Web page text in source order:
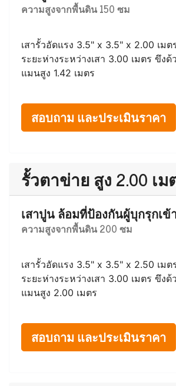
เสาลวดหนามไอ 11 ซม x 11 ซม x
จำนวน 5 เส้น
สอบถาม และประเมินราคา
เสาปูน ล้อมที่บอกอาณาเขตทั่
ความสูงจากพื้นดิน 150 ซม
เสารั้วอัดแรง 3.5" x 3.5" x 2.00 เมต
แมนสูง 1.42 เมตร
สอบถาม และประเมินราคา